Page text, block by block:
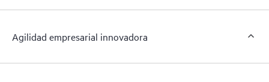
Agilidad empresarial innovadora